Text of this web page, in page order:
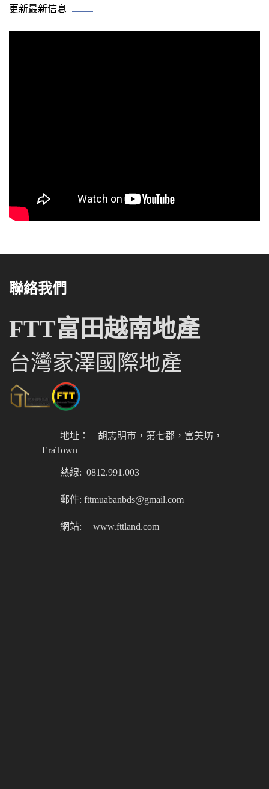
更新最新信息
聯絡我們
FTT富田越南地產
台灣家澤國際地產
地址：
胡志明市，第七郡，富美坊，
EraTown
熱線: 0812.991.003
郵件: fttmuabanbds@gmail.com
網站: www.fttland.com